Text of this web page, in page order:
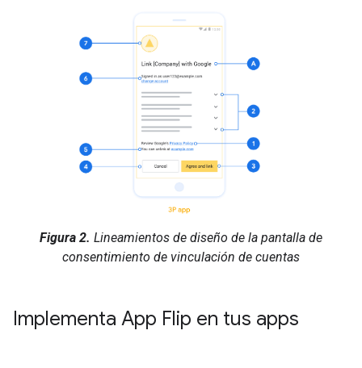
Figura 2. Lineamientos de diseño de la pantalla de
consentimiento de vinculación de cuentas
Implementa App Flip en tus apps